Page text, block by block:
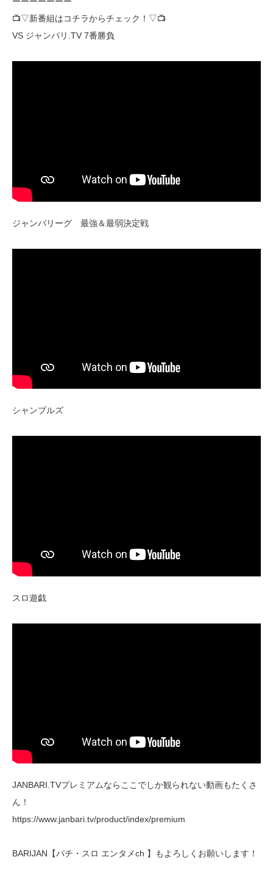
📺▽新番組はコチラからチェック！▽📺
VS ジャンバリ.TV 7番勝負
ジャンバリーグ 最強＆最弱決定戦
シャンブルズ
スロ遊戯
JANBARI.TVプレミアムならここでしか観られない動画もたくさ
ん！
https://www.janbari.tv/product/index/premium
BARIJAN【パチ・スロ エンタメch 】もよろしくお願いします！